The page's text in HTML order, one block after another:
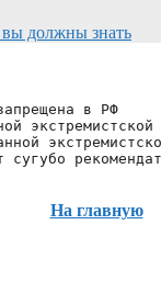
вы должны знать
в РФ
На главную